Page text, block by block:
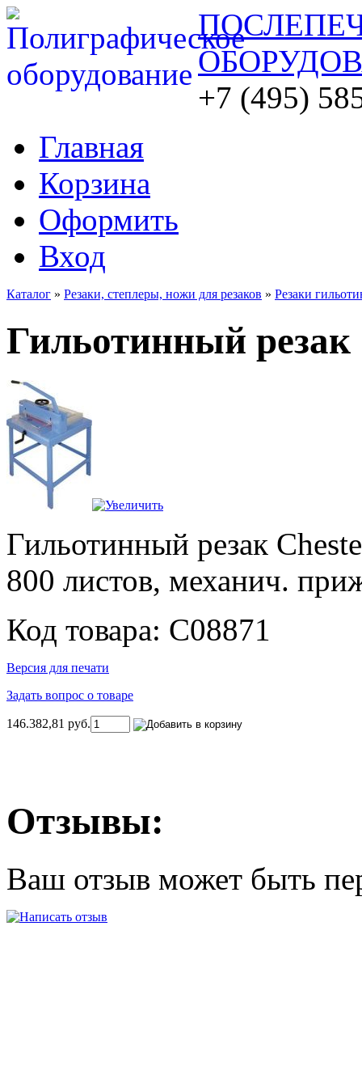
+7 (495)
Главная
Корзина
Оформить
Вход
Каталог » Резаки, степлеры, ножи для резаков » Резаки
Гильотинный резак
Гильотинный резак
800 листов, механич.
Код товара: C08871
Версия для печати
Задать вопрос о товаре
146.382,81 руб.
Отзывы:
Ваш отзыв может быть